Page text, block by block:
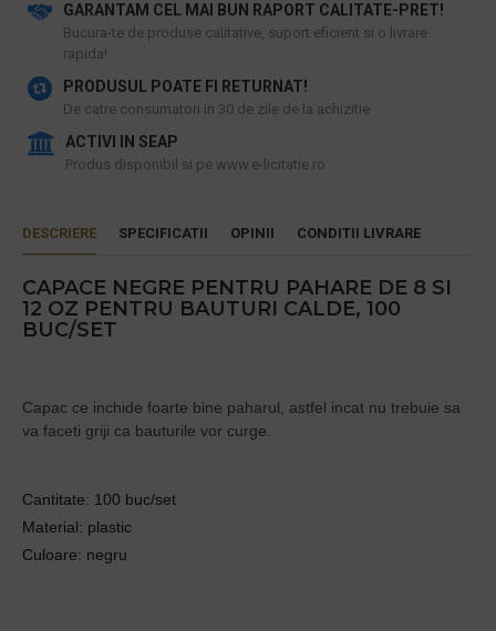
GARANTAM CEL MAI BUN RAPORT CALITATE-PRET!
​Bucura-te de produse calitative, suport eficient si o livrare
rapida!
PRODUSUL POATE FI RETURNAT!
De catre consumatori in 30 de zile de la achizitie
ACTIVI IN SEAP
Produs disponibil si pe www.e-licitatie.ro
DESCRIERE SPECIFICATII OPINII CONDITII LIVRARE
CAPACE NEGRE PENTRU PAHARE DE 8 SI
12 OZ PENTRU BAUTURI CALDE, 100
BUC/SET
Capac ce inchide foarte bine paharul, astfel incat nu trebuie sa
va faceti griji ca bauturile vor curge.
Cantitate: 100 buc/set
Material: plastic
Culoare: negru